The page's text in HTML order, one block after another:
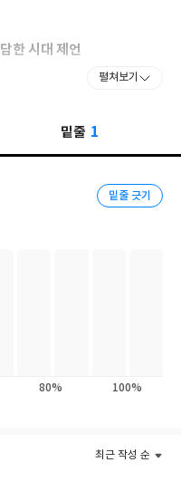
한 시대 제언
체로 눈길을 모았다. 이 자
’를 키워드로 평등의 가치를
둘러싼 각종 격차가 어떻
우리는 이제 무엇을 해야
권력은 왜 불평등을 허락
심도 있게 파헤친다. 그리고
전문가인 정치경제학자와 정
해결책은 놀랍고 흥미롭고
펼쳐보기
밑줄 1
밑줄 긋기
80% 100%
최근 작성 순